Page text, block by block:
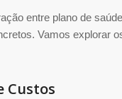
entre plano de
Vamos explorar
Custos